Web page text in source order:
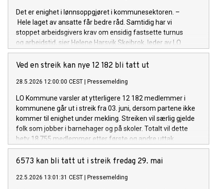
brudd, sier Tarjei Leistad fra Fagforbundets ledelse. Avtalen
det ble forhandlet om er Helse- og
omsorgsoverenskomsten, kalt avtale 481. Fagforbundet
forhandlet sammen med FO. Hvis partene ikke kommer til
enighet hos Riksmekleren, vil det bli streik. Meklingsdato er
Det er enighet i lønnsoppgjøret i kommunesektoren. –
Hele laget av ansatte får bedre råd. Samtidig har vi
stoppet arbeidsgivers krav om ensidig fastsette turnus
og arbeidstid, sier Helene Harsvik Skeibrok, leder av LO
Kommune og Fagforbundet.
Ved en streik kan nye 12 182 bli tatt ut
28.5.2026 12:00:00 CEST | Pressemelding
LO Kommune varsler at ytterligere 12 182 medlemmer i
kommunene går ut i streik fra 03. juni, dersom partene ikke
kommer til enighet under mekling. Streiken vil særlig gjelde
folk som jobber i barnehager og på skoler. Totalt vil dette
bety 18 755 medlemmer etter første og andre uttak.
6573 kan bli tatt ut i streik fredag 29. mai
22.5.2026 13:01:31 CEST | Pressemelding